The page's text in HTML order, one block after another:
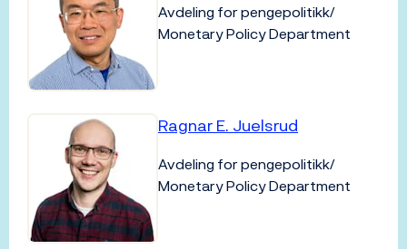
Avdeling for pengepolitikk/
Monetary Policy Department
Ragnar E. Juelsrud
Avdeling for pengepolitikk/
Monetary Policy Department